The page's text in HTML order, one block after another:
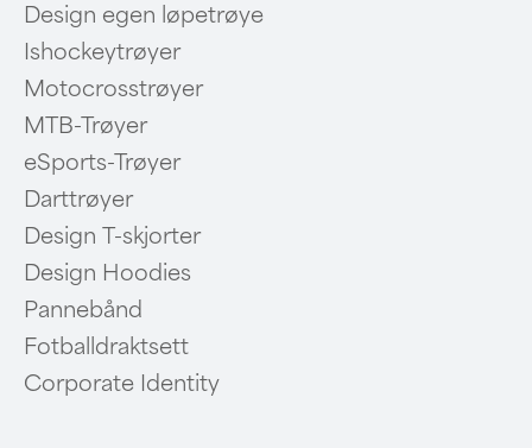
Design egen løpetrøye
Ishockeytrøyer
Motocrosstrøyer
MTB-Trøyer
eSports-Trøyer
Darttrøyer
Design T-skjorter
Design Hoodies
Pannebånd
Fotballdraktsett
Corporate Identity